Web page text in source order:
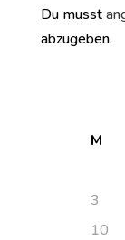
Du musst
abzugeben.
M
3
10